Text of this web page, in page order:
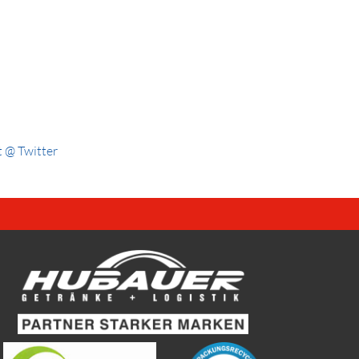
@ Twitter